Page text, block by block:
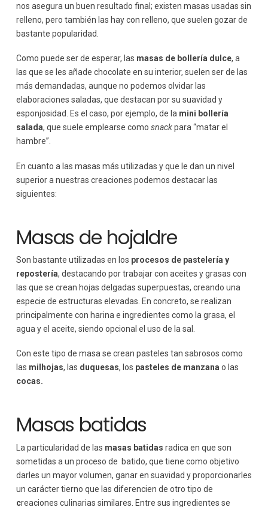
nos asegura un buen resultado final; existen masas usadas sin
relleno, pero también las hay con relleno, que suelen gozar de
bastante popularidad.
Como puede ser de esperar, las masas de bollería dulce, a
las que se les añade chocolate en su interior, suelen ser de las
más demandadas, aunque no podemos olvidar las
elaboraciones saladas, que destacan por su suavidad y
esponjosidad. Es el caso, por ejemplo, de la mini bollería
salada, que suele emplearse como snackpara “matar el
hambre”.
En cuanto a las masas más utilizadas y que le dan un nivel
superior a nuestras creaciones podemos destacar las
siguientes:
Masas de hojaldre
Son bastante utilizadas en los procesos de pastelería y
repostería, destacando por trabajar con aceites y grasas con
las que se crean hojas delgadas superpuestas, creando una
especie de estructuras elevadas. En concreto, se realizan
principalmente con harina e ingredientes como la grasa, el
agua y el aceite, siendo opcional el uso de la sal.
Con este tipo de masa se crean pasteles tan sabrosos como
las milhojas, las duquesas, los pasteles de manzana o las
cocas.
Masas batidas
La particularidad de las masas batidas radica en que son
sometidas a un proceso de batido, que tiene como objetivo
darles un mayor volumen, ganar en suavidad y proporcionarles
un carácter tierno que las diferencien de otro tipo de
creaciones culinarias similares. Entre sus ingredientes se